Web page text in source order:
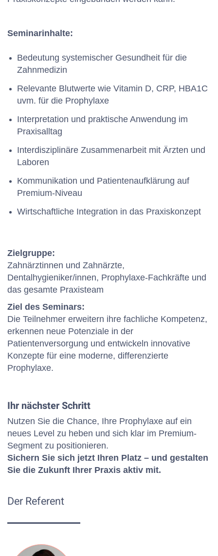
Seminarinhalte:
Bedeutung systemischer Gesundheit für die
Zahnmedizin
Relevante Blutwerte wie Vitamin D, CRP, HBA1C
uvm. für die Prophylaxe
Interpretation und praktische Anwendung im
Praxisalltag
Interdisziplinäre Zusammenarbeit mit Ärzten und
Laboren
Kommunikation und Patientenaufklärung auf
Premium-Niveau
Wirtschaftliche Integration in das Praxiskonzept
Zielgruppe:
Zahnärztinnen und Zahnärzte,
Dentalhygieniker/innen, Prophylaxe-Fachkräfte und
das gesamte Praxisteam
Ziel des Seminars:
Die Teilnehmer erweitern ihre fachliche Kompetenz,
erkennen neue Potenziale in der
Patientenversorgung und entwickeln innovative
Konzepte für eine moderne, differenzierte
Prophylaxe.
Ihr nächster Schritt
Nutzen Sie die Chance, Ihre Prophylaxe auf ein
neues Level zu heben und sich klar im Premium-
Segment zu positionieren.
Sichern Sie sich jetzt Ihren Platz – und gestalten
Sie die Zukunft Ihrer Praxis aktiv mit.
Der Referent